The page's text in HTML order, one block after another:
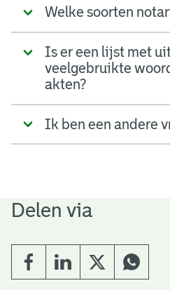
Welke soorten
Is er een lijst met
veelgebruikte
akten?
Ik ben een andere
Delen via